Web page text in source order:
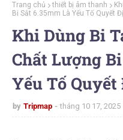
Trang chủ thiết bị âm thanh
Bi Sắt 6.35mm Là Yếu Tố Quyết
Khi Dùng Bi
Chất Lượng
Yếu Tố
by Tripmap tháng 10 17, 2025